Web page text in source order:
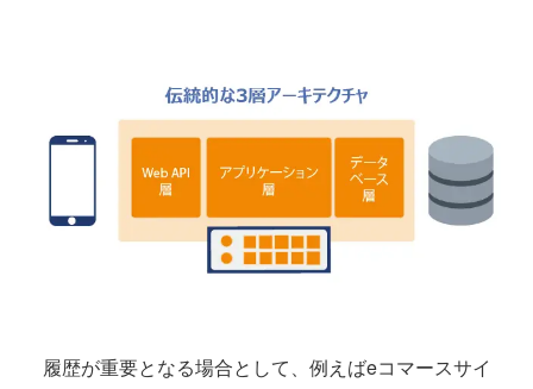
履歴が重要となる場合として、例えばeコマースサイ